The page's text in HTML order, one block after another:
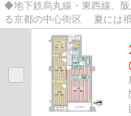
◆地下鉄烏丸線・東西線、
る京都の中心街区 夏には
巡行も愉しめる立地 ◆京都の